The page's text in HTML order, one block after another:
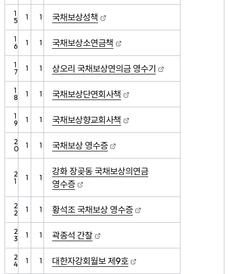
1
5 1 1 국채보상성책
1
6 1 1 국채보상소연금책
1
7 1 1 상오리 국채보상연의금 영수기
1
8 1 1 국채보상단연회사책
1
9 1 1 국채보상향교회사책
2
0 1 1 국채보상 영수증
2
1 1 1
강화 장곶동 국채보상의연금
영수증
2
2 1 1 황석조 국채보상 영수증
2
3 1 1 곽종석 간찰
2
4 1 1 대한자강회월보 제9호